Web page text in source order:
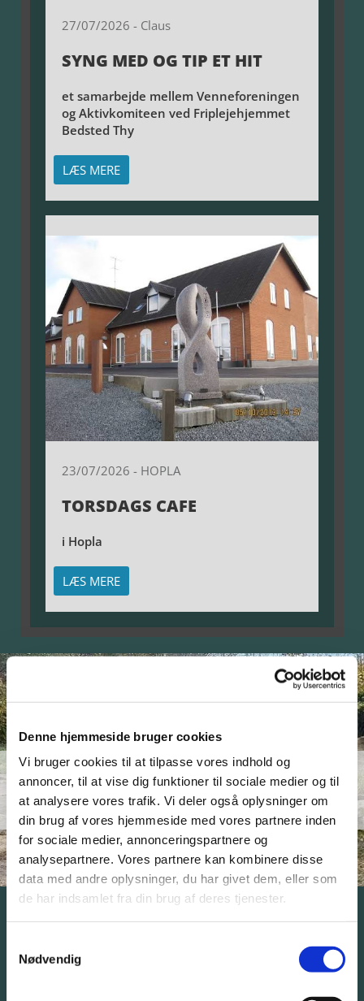
Denne hjemmeside bruger cookies
Vi bruger cookies til at tilpasse vores indhold og
annoncer, til at vise dig funktioner til sociale medier og til
at analysere vores trafik. Vi deler også oplysninger om
din brug af vores hjemmeside med vores partnere inden
for sociale medier, annonceringspartnere og
analysepartnere. Vores partnere kan kombinere disse
data med andre oplysninger, du har givet dem, eller som
de har indsamlet fra din brug af deres tjenester.
Nødvendig
27/07/2026 - Claus
SYNG MED OG TIP ET HIT
et samarbejde mellem Venneforeningen
og Aktivkomiteen ved Friplejehjemmet
Bedsted Thy
LÆS MERE
23/07/2026 - HOPLA
TORSDAGS CAFE
i Hopla
LÆS MERE
Utopia Thy
En masse aktører er gået sammen om at ville
kan omdanne og udvikle landsbyer, så de har